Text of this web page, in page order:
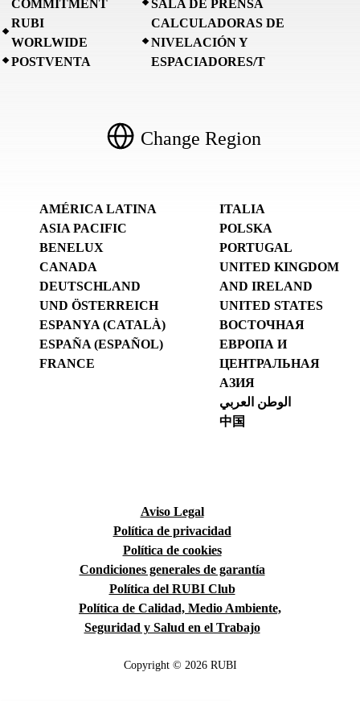
COMMITMENT
RUBI
WORLWIDE
POSTVENTA
SALA DE PRENSA
CALCULADORAS DE
NIVELACIÓN Y
ESPACIADORES/T
Change Region
AMÉRICA LATINA
ASIA PACIFIC
BENELUX
CANADA
DEUTSCHLAND
UND ÖSTERREICH
ESPANYA (CATALÀ)
ESPAÑA (ESPAÑOL)
FRANCE
ITALIA
POLSKA
PORTUGAL
UNITED KINGDOM
AND IRELAND
UNITED STATES
ВОСТОЧНАЯ
ЕВРОПА И
ЦЕНТРАЛЬНАЯ
АЗИЯ
الوطن العربي
中国
Aviso Legal
Política de privacidad
Política de cookies
Condiciones generales de garantía
Política del RUBI Club
Política de Calidad, Medio Ambiente,
Seguridad y Salud en el Trabajo
Copyright © 2026 RUBI